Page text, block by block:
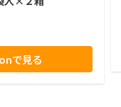
で見る